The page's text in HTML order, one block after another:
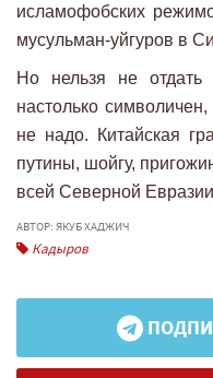
исламофобских
мусульман-уйгуров в
Но нельзя не отдать
настолько
не надо. Китайская
путины, шойгу,
всей Северной
АВТОР: ЯКУБ ХАДЖИЧ
Кадыров